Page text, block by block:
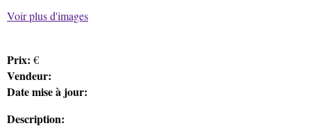
Voir plus d'images
Prix: €
Vendeur:
Date mise à jour:
Description: